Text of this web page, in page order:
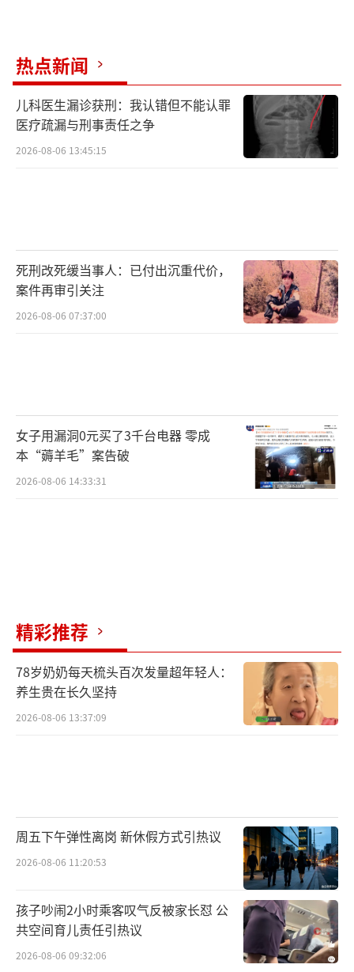
热点新闻
儿科医生漏诊获刑：我认错但不能认罪
医疗疏漏与刑事责任之争
2026-08-06 13:45:15
死刑改死缓当事人：已付出沉重代价，
案件再审引关注
2026-08-06 07:37:00
女子用漏洞0元买了3千台电器 零成
本“薅羊毛”案告破
2026-08-06 14:33:31
精彩推荐
78岁奶奶每天梳头百次发量超年轻人：
养生贵在长久坚持
2026-08-06 13:37:09
周五下午弹性离岗 新休假方式引热议
2026-08-06 11:20:53
孩子吵闹2小时乘客叹气反被家长怼 公
共空间育儿责任引热议
2026-08-06 09:32:06